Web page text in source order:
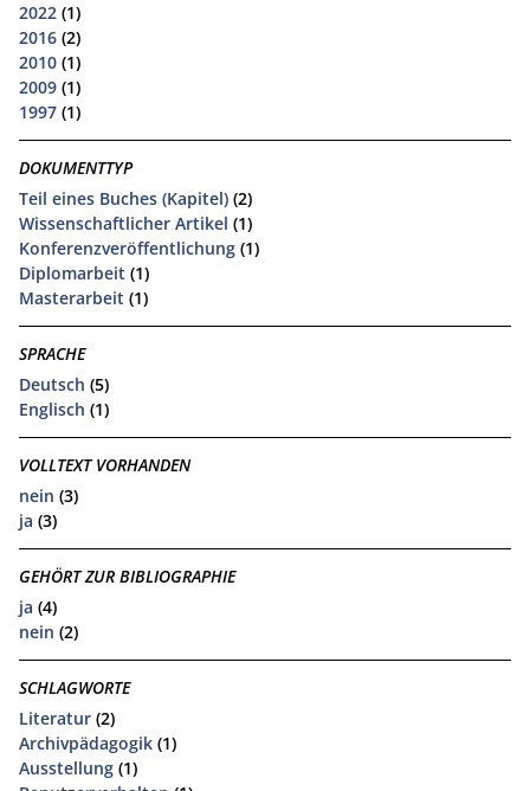
2022 (1)
2016 (2)
2010 (1)
2009 (1)
1997 (1)
DOKUMENTTYP
Teil eines Buches (Kapitel) (2)
Wissenschaftlicher Artikel (1)
Konferenzveröffentlichung (1)
Diplomarbeit (1)
Masterarbeit (1)
SPRACHE
Deutsch (5)
Englisch (1)
VOLLTEXT VORHANDEN
nein (3)
ja (3)
GEHÖRT ZUR BIBLIOGRAPHIE
ja (4)
nein (2)
SCHLAGWORTE
Literatur (2)
Archivpädagogik (1)
Ausstellung (1)